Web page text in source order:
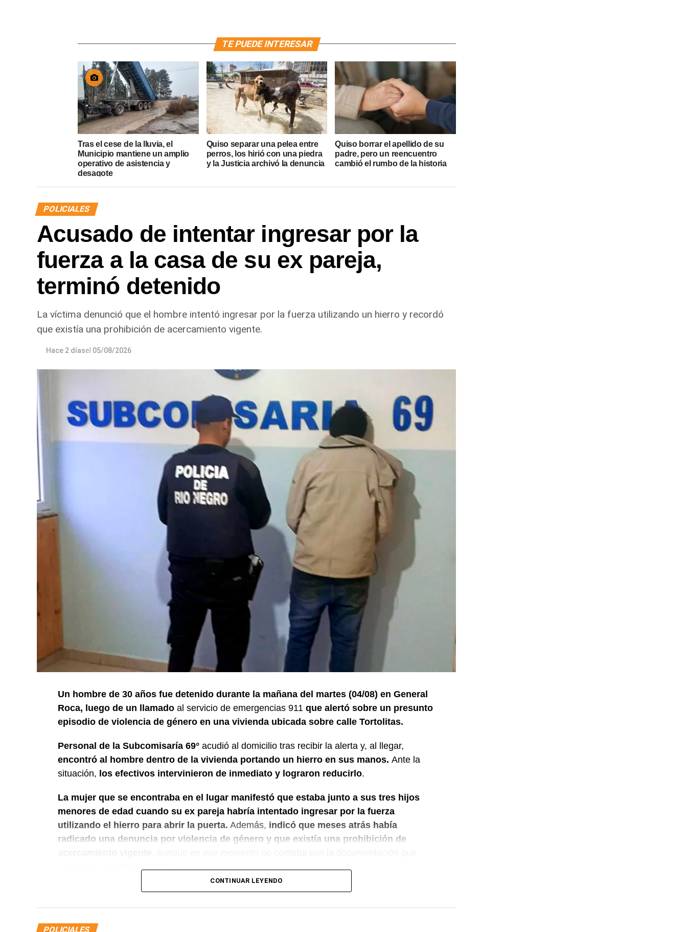
TE PUEDE INTERESAR
Tras el cese de la lluvia, el
Municipio mantiene un amplio
operativo de asistencia y
desagote
Quiso separar una pelea entre
perros, los hirió con una piedra
y la Justicia archivó la denuncia
Quiso borrar el apellido de su
padre, pero un reencuentro
cambió el rumbo de la historia
POLICIALES
Acusado de intentar ingresar por la
fuerza a la casa de su ex pareja,
terminó detenido
La víctima denunció que el hombre intentó ingresar por la fuerza utilizando un hierro y recordó
que existía una prohibición de acercamiento vigente.
Hace 2 díasel 05/08/2026
Un hombre de 30 años fue detenido durante la mañana del martes (04/08) en General
Roca, luego de un llamado al servicio de emergencias 911 que alertó sobre un presunto
episodio de violencia de género en una vivienda ubicada sobre calle Tortolitas.
Personal de la Subcomisaría 69° acudió al domicilio tras recibir la alerta y, al llegar,
encontró al hombre dentro de la vivienda portando un hierro en sus manos. Ante la
situación, los efectivos intervinieron de inmediato y lograron reducirlo.
La mujer que se encontraba en el lugar manifestó que estaba junto a sus tres hijos
menores de edad cuando su ex pareja habría intentado ingresar por la fuerza
utilizando el hierro para abrir la puerta. Además, indicó que meses atrás había
radicado una denuncia por violencia de género y que existía una prohibición de
Luego de controlar la situación, el personal policial dio intervención al Gabinete de
CONTINUAR LEYENDO
POLICIALES